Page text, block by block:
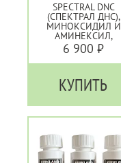
SPECTRAL DNC
(СПЕКТРАЛ ДНС),
МИНОКСИДИЛ И
АМИНЕКСИЛ,
ПРЕПАРАТ ДЛЯ
БОРЬБЫ С
ОБЛЫСЕНИЕМ
6 900 ₽
КУПИТЬ